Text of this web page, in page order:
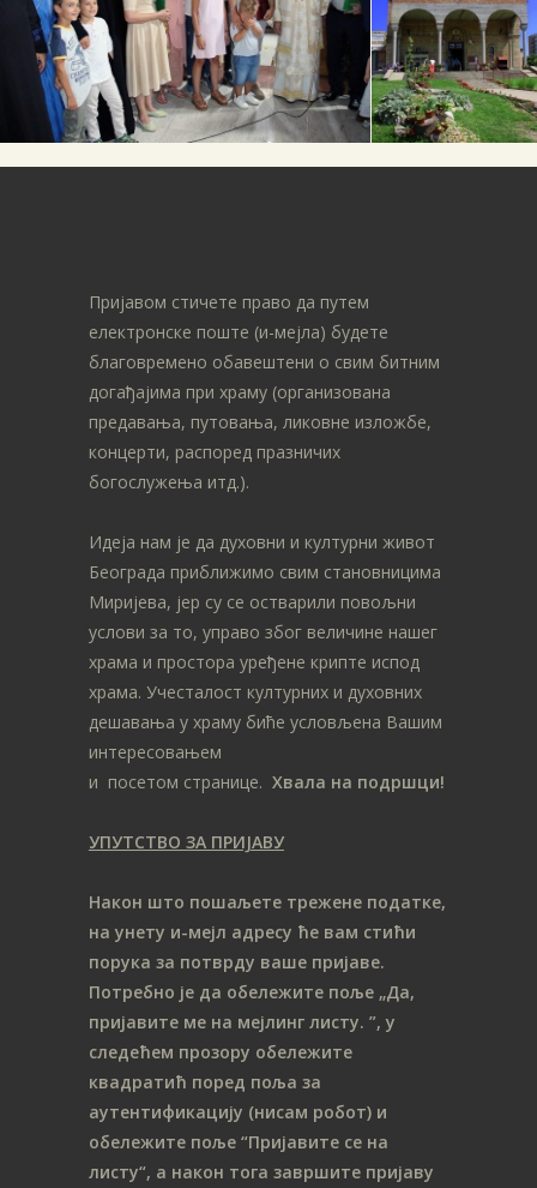
Пријавом стичете право да путем
електронске поште (и-мејла) будете
благовремено обавештени о свим битним
догађајима при храму (организована
предавања, путовања, ликовне изложбе,
концерти, распоред празничих
богослужења итд.).
Идеја нам је да духовни и културни живот
Београда приближимо свим становницима
Миријева, јер су се остварили повољни
услови за то, управо због величине нашег
храма и простора уређене крипте испод
храма. Учесталост културних и духовних
дешавања у храму биће условљена Вашим
интересовањем
и посетом странице. Хвала на подршци!
УПУТСТВО ЗА ПРИЈАВУ
Након што пошаљете трежене податке,
на унету и-мејл адресу ће вам стићи
порука за потврду ваше пријаве.
Потребно је да обележите поље „Да,
пријавите ме на мeјлинг листу. ”, у
следећем прозору обележите
квадратић поред поља за
аутентификацију (нисам робот) и
обележите поље “Пријавите се на
листу“, а након тога завршите пријаву